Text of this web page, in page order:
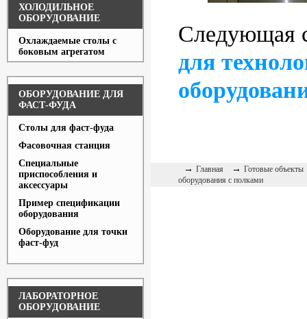
ХОЛОДИЛЬНОЕ
ОБОРУДОВАНИЕ
Охлаждаемые столы с
боковым агрегатом
ОБОРУДОВАНИЕ ДЛЯ
ФАСТ-ФУДА
Столы для фаст-фуда
Фасовочная станция
Специальные
приспособления и
аксессуары
Пример спецификации
оборудования
Оборудование для точки
фаст-фуд
ЛАБОРАТОРНОЕ
ОБОРУДОВАНИЕ
Следующая
для
→ Главная → Готовые объекты
оборудования с полками